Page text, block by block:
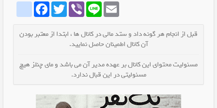
whatrubikaFacebookTwitter Viber Line Email
قبل از انجام هر گونه داد و ستد مالی در کانال ها ، ابتدا از معتبر بودن
آن کانال اطمینان حاصل نمایید.
مسئولیت محتوای این کانال بر عهده مدیر آن می باشد و مای چنلز هیچ
مسئولیتی در این قبال ندارد.